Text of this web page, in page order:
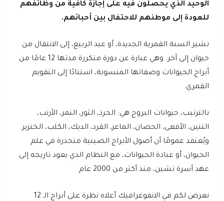
الوحيد الذي يحصلون فيه على إجازة كافية من وظائفهم
للعودة إلى موطنهم للاحتفال بين أحبائهم.
تشير السنة القمرية الجديدة، أو عيد الربيع، إلى الانتقال من
حيوان إلى آخر. وهي عبارة عن دورة متكررة مدتها 12 عامًا من
أبراج الحيوانات وصفاتها المنسوبة، استنادًا إلى التقويم
القمري.
بالترتيب، حيوانات البروج هي: الجرذ، الثور، النمر، الأرنب،
التنين، الأفعى، الحصان، الماعز، القرد، الديك، الكلب، الخنزير.
ويُعتقد عمومًا أن أصول الأبراج الصينية متجذرة في علم
الحيوان، أو عبادة الحيوانات، مع النظام الذي يعود تاريخه إلى
عهد أسرة تشين، منذ أكثر من 2000 عام.
نعرض لكم في الانفوغرافيك أعلاه نظرة على أبراج الـ 12